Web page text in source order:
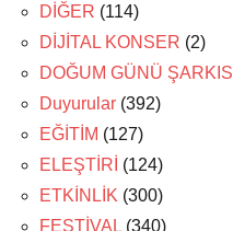
DİĞER (114)
DİJİTAL KONSER (2)
DOĞUM GÜNÜ ŞARKISI
Duyurular (392)
EĞİTİM (127)
ELEŞTİRİ (124)
ETKİNLİK (300)
FESTİVAL (340)